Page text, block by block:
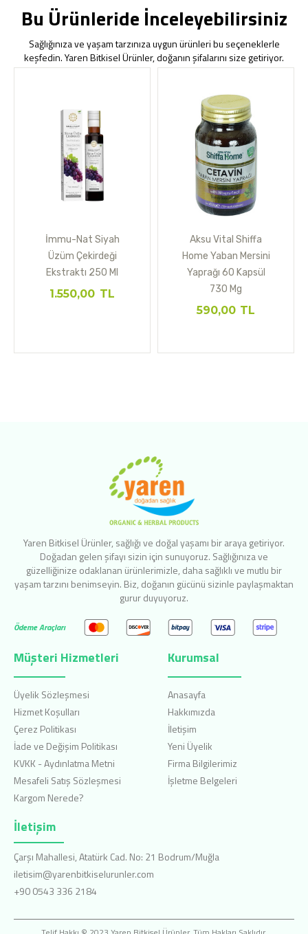
Bu Ürünleride İnceleyebilirsiniz
Sağlığınıza ve yaşam tarzınıza uygun ürünleri bu seçeneklerle
keşfedin. Yaren Bitkisel Ürünler, doğanın şifalarını size getiriyor.
İmmu-Nat Siyah
Üzüm Çekirdeği
Ekstraktı 250 Ml
1.550,00 TL
Aksu Vital Shiffa
Home Yaban Mersini
Yaprağı 60 Kapsül
730 Mg
590,00TL
Yaren Bitkisel Ürünler, sağlığı ve doğal yaşamı bir araya getiriyor.
Doğadan gelen şifayı sizin için sunuyoruz. Sağlığınıza ve
güzelliğinize odaklanan ürünlerimizle, daha sağlıklı ve mutlu bir
yaşam tarzını benimseyin. Biz, doğanın gücünü sizinle paylaşmaktan
gurur duyuyoruz.
Ödeme Araçları
Müşteri Hizmetleri
Üyelik Sözleşmesi
Hizmet Koşulları
Çerez Politikası
İade ve Değişim Politikası
KVKK - Aydınlatma Metni
Mesafeli Satış Sözleşmesi
Kargom Nerede?
Kurumsal
Anasayfa
Hakkımızda
İletişim
Yeni Üyelik
Firma Bilgilerimiz
İşletme Belgeleri
İletişim
Çarşı Mahallesi, Atatürk Cad. No: 21 Bodrum/Muğla
iletisim@yarenbitkiselurunler.com
+90 0543 336 2184